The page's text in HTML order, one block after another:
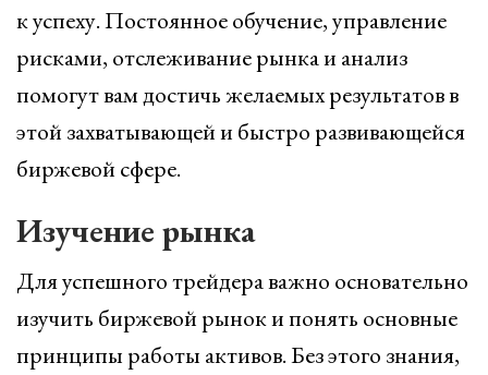
к успеху. Постоянное обучение, управление
рисками, отслеживание рынка и анализ
помогут вам достичь желаемых результатов в
этой захватывающей и быстро развивающейся
биржевой сфере.
Изучение рынка
Для успешного трейдера важно основательно
изучить биржевой рынок и понять основные
принципы работы активов. Без этого знания,